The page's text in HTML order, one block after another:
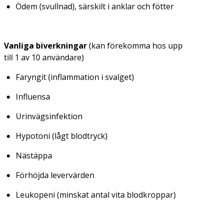
Ödem (svullnad), särskilt i anklar och fötter
Vanliga biverkningar(kan förekomma hos upp
till 1 av 10 användare)
Faryngit (inflammation i svalget)
Influensa
Urinvägsinfektion
Hypotoni (lågt blodtryck)
Nästäppa
Förhöjda levervärden
Leukopeni (minskat antal vita blodkroppar)